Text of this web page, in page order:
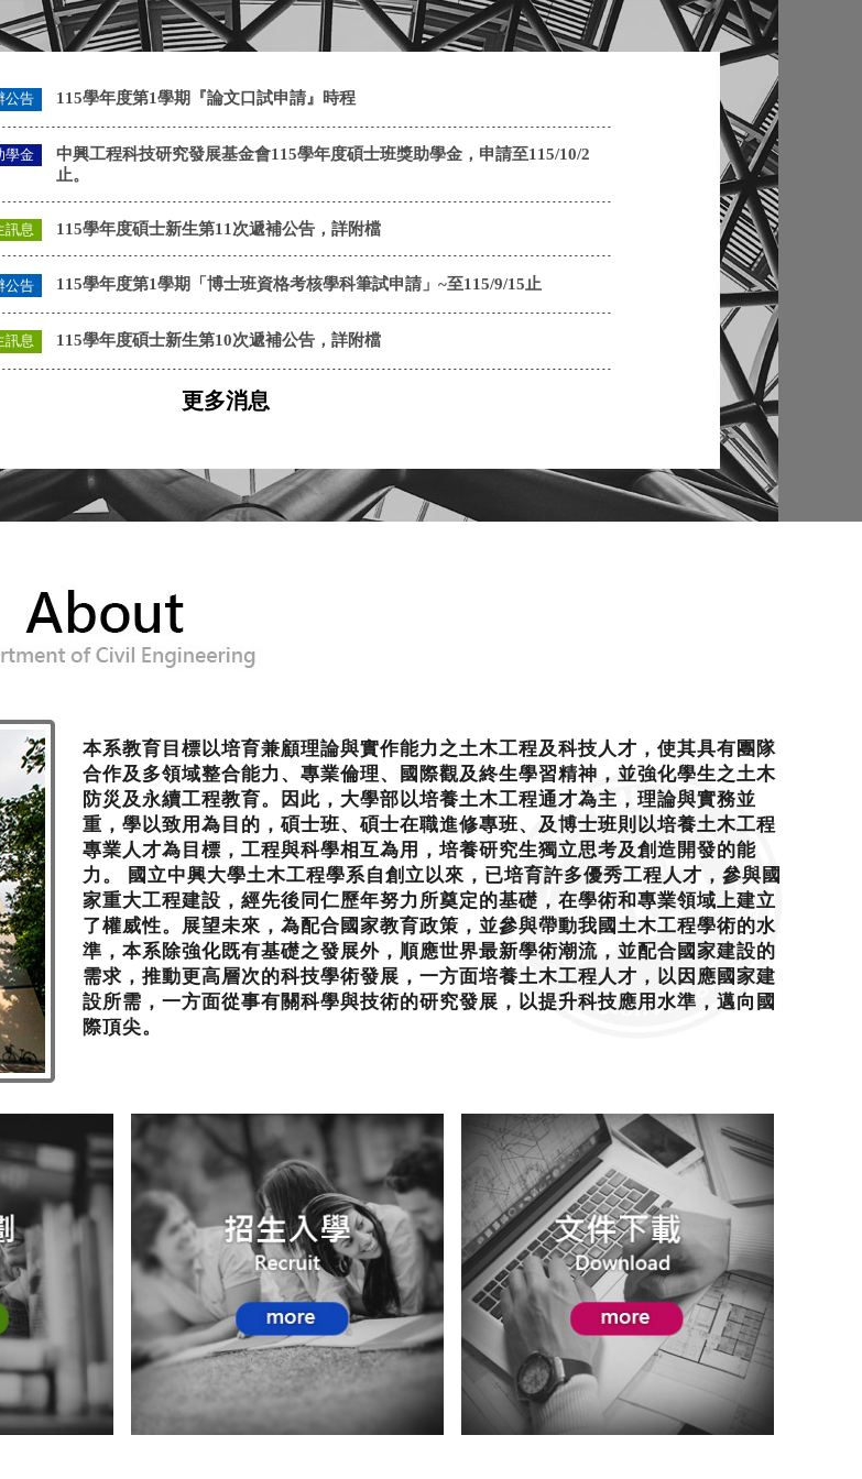
公告 115學年度第1學期『論文口試申請』時程
學金
中興工程科技研究發展基金會115學年度碩士班獎助學金，申請至115/10/2
止。
訊息 115學年度碩士新生第11次遞補公告，詳附檔
公告 115學年度第1學期「博士班資格考核學科筆試申請」~至115/9/15止
訊息 115學年度碩士新生第10次遞補公告，詳附檔
更多消息
本系教育目標以培育兼顧理論與實作能力之土木工程及科技人才，使其具有團隊
合作及多領域整合能力、專業倫理、國際觀及終生學習精神，並強化學生之土木
防災及永續工程教育。因此，大學部以培養土木工程通才為主，理論與實務並
重，學以致用為目的，碩士班、碩士在職進修專班、及博士班則以培養土木工程
專業人才為目標，工程與科學相互為用，培養研究生獨立思考及創造開發的能
力。 國立中興大學土木工程學系自創立以來，已培育許多優秀工程人才，參與國
家重大工程建設，經先後同仁歷年努力所奠定的基礎，在學術和專業領域上建立
了權威性。展望未來，為配合國家教育政策，並參與帶動我國土木工程學術的水
準，本系除強化既有基礎之發展外，順應世界最新學術潮流，並配合國家建設的
需求，推動更高層次的科技學術發展，一方面培養土木工程人才，以因應國家建
設所需，一方面從事有關科學與技術的研究發展，以提升科技應用水準，邁向國
際頂尖。